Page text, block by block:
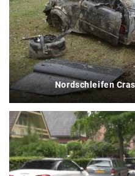
Nordschleifen